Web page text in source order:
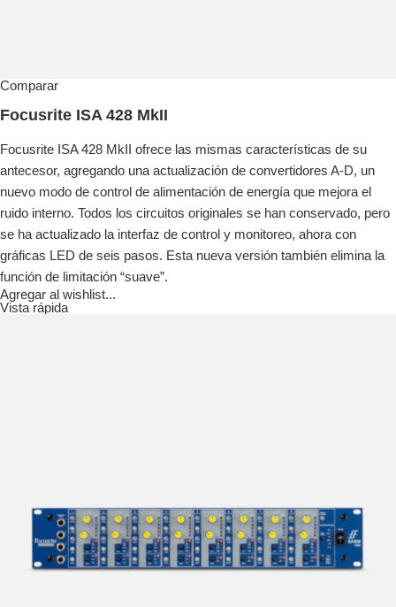
Comparar
Focusrite ISA 428 MkII
Focusrite ISA 428 MkII ofrece las mismas características de su
antecesor, agregando una actualización de convertidores A-D, un
nuevo modo de control de alimentación de energía que mejora el
ruido interno. Todos los circuitos originales se han conservado, pero
se ha actualizado la interfaz de control y monitoreo, ahora con
gráficas LED de seis pasos. Esta nueva versión también elimina la
función de limitación “suave”.
Agregar al wishlist...
Vista rápida